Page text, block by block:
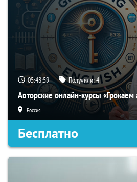
05:48:58 Получили:4
Авторские онлайн-курсы «Грокаем
Россия
Бесплатно